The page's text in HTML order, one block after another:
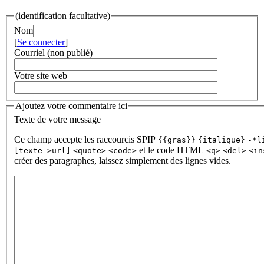
(identification facultative)
Nom
[Se connecter]
Courriel (non publié)
Votre site web
Ajoutez votre commentaire ici
Texte de votre message
Ce champ accepte les raccourcis SPIP {{gras}} {italique} -
[texte->url]
<quote> <code> et le code HTML <q> <del>
créer des paragraphes, laissez simplement des lignes vides.